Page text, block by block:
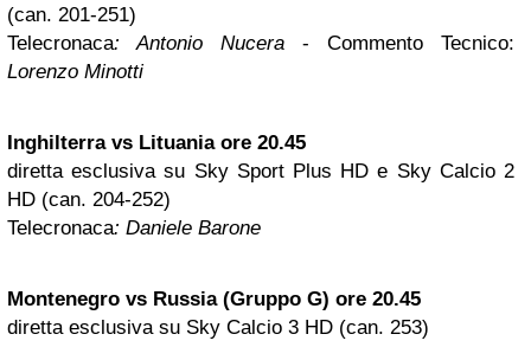
(can. 201-251)
Telecronaca: Antonio Nucera - Commento Tecnico:
Lorenzo Minotti
Inghilterra vs Lituania ore 20.45
diretta esclusiva su Sky Sport Plus HD e Sky Calcio 2
HD (can. 204-252)
Telecronaca: Daniele Barone
Montenegro vs Russia (Gruppo G) ore 20.45
diretta esclusiva su Sky Calcio 3 HD (can. 253)